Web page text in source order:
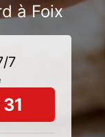
à Foix
7